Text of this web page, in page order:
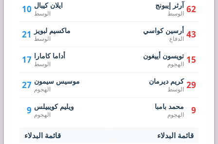
10 ايلان كيبال
الوسط
21 ماكسيم لبويز
الوسط
17 أداما كامارا
الوسط
27 موسيس سيمون
الهجوم
9 ويليم كويبيلس
الهجوم
قائمة البدلاء
62 آرثر إيبونج
الوسط
43 أرسين كواسي
الدفاع
15 تويسون أييغون
الهجوم
29 كريم ديرمان
الوسط
9 محمد بامبا
الهجوم
قائمة البدلاء